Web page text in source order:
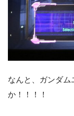
なんと、ガンダム
か！！！！